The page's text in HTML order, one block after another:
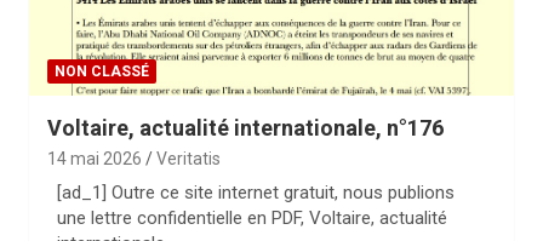
NON CLASSÉ
Voltaire, actualité internationale, n°176
14 mai 2026 Veritatis
[ad_1] Outre ce site internet gratuit, nous publions
une lettre confidentielle en PDF, Voltaire, actualité